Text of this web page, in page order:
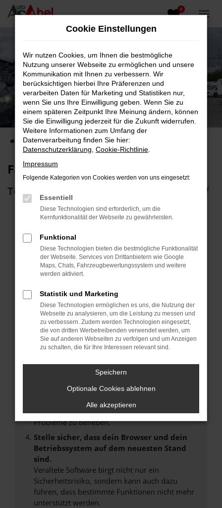
Zum
0
Fahrzeug-Showroom
Top Auswahl an Reisemobilen und PKW
Startseite Fahrzeugangebote Fahrzeugsuche
Fahrzeug-Showroom
Top Auswahl an Reisemobilen und PKW
Fehler: Network Error
Beim Laden ist ein Fehler aufgetreten.
Hier sind ein paar Tipps, die dir helfen können:
Internetverbindung.
Laden andere Webseiten, zum Beispiel deine
Suchmaschine?
Prüfe deine Browsererweiterungen.
Manche Erweiterungen, wie Werbeblocker,
können das Laden bestimmter Seiten
verhindern. Funktioniert die Seite in einem
anderen Browser oder in einem privaten
Starte dein Gerät neu.
Das kann manchmal helfen, vorübergehende
Probleme zu beheben.
Stelle sicher, dass dein Browser und dein
Betriebssystem auf dem neuesten Stand
sind.
Veraltete Software birgt nicht nur ein
Sicherheitsrisiko, sondern kann auch dazu
führen, dass bestimmte Funktionen nicht mehr
unterstützt werden.
Cookie Einstellungen
Wir nutzen Cookies, um Ihnen die bestmögliche
Nutzung unserer Webseite zu ermöglichen und unsere
Kommunikation mit Ihnen zu verbessern. Wir
berücksichtigen hierbei Ihre Präferenzen und
verarbeiten Daten für Marketing und Statistiken nur,
wenn Sie uns Ihre Einwilligung geben. Wenn Sie zu
einem späteren Zeitpunkt Ihre Meinung ändern, können
Sie die Einwilligung jederzeit für die Zukunft widerrufen.
Weitere Informationen zum Umfang der
Datenverarbeitung finden Sie hier:
Datenschutzerklärung Cookie-Richtlinie
Impressum
Folgende Kategorien von Cookies werden von uns eingesetzt:
Essentiell
Diese Technologien sind erforderlich, um die
Kernfunktionalität der Webseite zu gewährleisten.
Funktional
Diese Technologien bieten die bestmögliche Funktionalität
der Webseite. Services von Drittanbietern wie Google
Maps, Chats, Fahrzeugbewertungssystem und weitere
werden aktiviert.
Statistik und Marketing
Diese Technologien ermöglichen es uns, die Nutzung der
Webseite zu analysieren, um die Leistung zu messen und
zu verbessern. Zudem werden Technologien eingesetzt,
die von dritten Werbetreibenden verwendet werden, um
Sie auf anderen Webseiten zu verfolgen und um Anzeigen
zu schalten, die für Ihre Interessen relevant sind.
Speichern
Optionale Cookies ablehnen
Alle akzeptieren